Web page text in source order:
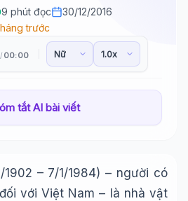
9 phút đọc
30/12/2016
trước
/ 00:00
tắt AI bài viết
1902 – 7/1/1984) – người có
với Việt Nam – là nhà vật